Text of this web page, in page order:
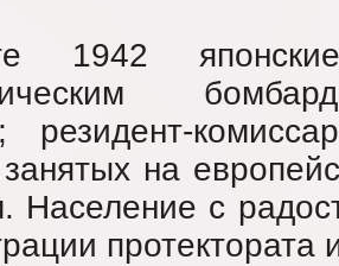
1942
резидент-
на
Население с
протектората